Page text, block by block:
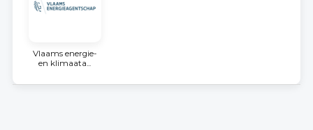
Vlaams energie-
en klimaata...